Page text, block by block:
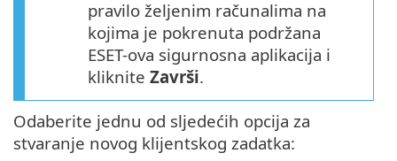
pravilo željenim računalima na
kojima je pokrenuta podržana
ESET-ova sigurnosna aplikacija i
kliknite Završi.
Odaberite jednu od sljedećih opcija za
stvaranje novog klijentskog zadatka: